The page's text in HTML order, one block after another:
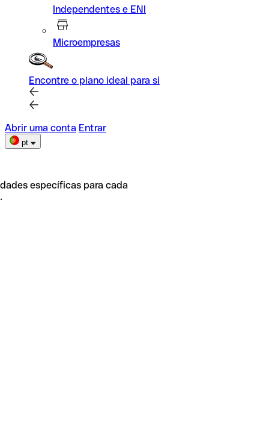
Independentes e ENI
Microempresas
Encontre o plano ideal para si
Abrir uma conta Entrar
pt
específicas para cada